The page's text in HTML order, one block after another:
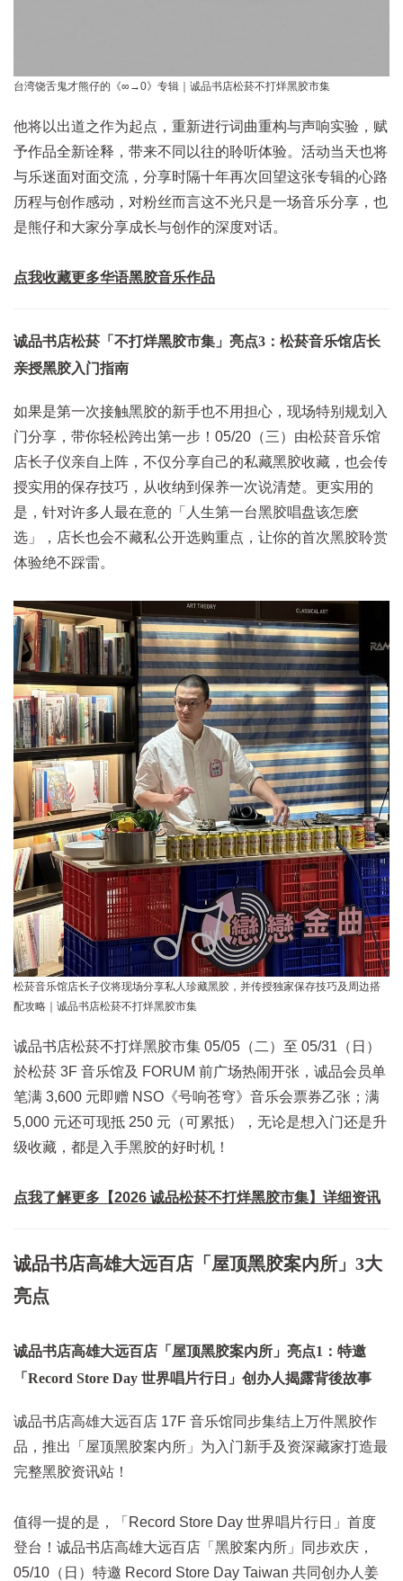
台湾饶舌鬼才熊仔的《∞→0》专辑｜诚品书店松菸不打烊黑胶市集
他将以出道之作为起点，重新进行词曲重构与声响实验，赋
予作品全新诠释，带来不同以往的聆听体验。活动当天也将
与乐迷面对面交流，分享时隔十年再次回望这张专辑的心路
历程与创作感动，对粉丝而言这不光只是一场音乐分享，也
是熊仔和大家分享成长与创作的深度对话。
点我收藏更多华语黑胶音乐作品
诚品书店松菸「不打烊黑胶市集」亮点3：松菸音乐馆店长
亲授黑胶入门指南
如果是第一次接触黑胶的新手也不用担心，现场特别规划入
门分享，带你轻松跨出第一步！05/20（三）由松菸音乐馆
店长子仪亲自上阵，不仅分享自己的私藏黑胶收藏，也会传
授实用的保存技巧，从收纳到保养一次说清楚。更实用的
是，针对许多人最在意的「人生第一台黑胶唱盘该怎麽
选」，店长也会不藏私公开选购重点，让你的首次黑胶聆赏
体验绝不踩雷。
松菸音乐馆店长子仪将现场分享私人珍藏黑胶，并传授独家保存技巧及周边搭
配攻略｜诚品书店松菸不打烊黑胶市集
诚品书店松菸不打烊黑胶市集 05/05（二）至 05/31（日）
於松菸 3F 音乐馆及 FORUM 前广场热闹开张，诚品会员单
笔满 3,600 元即赠 NSO《号响苍穹》音乐会票券乙张；满
5,000 元还可现抵 250 元（可累抵），无论是想入门还是升
级收藏，都是入手黑胶的好时机！
点我了解更多【2026 诚品松菸不打烊黑胶市集】详细资讯
诚品书店高雄大远百店「屋顶黑胶案内所」3大
亮点
诚品书店高雄大远百店「屋顶黑胶案内所」亮点1：特邀
「Record Store Day 世界唱片行日」创办人揭露背後故事
诚品书店高雄大远百店 17F 音乐馆同步集结上万件黑胶作
品，推出「屋顶黑胶案内所」为入门新手及资深藏家打造最
完整黑胶资讯站！
值得一提的是，「Record Store Day 世界唱片行日」首度
登台！诚品书店高雄大远百店「黑胶案内所」同步欢庆，
05/10（日）特邀 Record Store Day Taiwan 共同创办人姜